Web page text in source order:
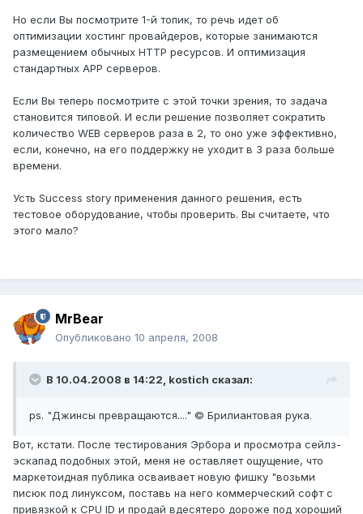
Но если Вы посмотрите 1-й топик, то речь идет об
оптимизации хостинг провайдеров, которые занимаются
размещением обычных HTTP ресурсов. И оптимизация
стандартных APP серверов.
Если Вы теперь посмотрите с этой точки зрения, то задача
становится типовой. И если решение позволяет сократить
количество WEB серверов раза в 2, то оно уже эффективно,
если, конечно, на его поддержку не уходит в 3 раза больше
времени.
Усть Success story применения данного решения, есть
тестовое оборудование, чтобы проверить. Вы считаете, что
этого мало?
MrBear
Опубликовано 10 апреля, 2008
В 10.04.2008 в 14:22, kostich сказал:
ps. "Джинсы превращаются...." © Брилиантовая рука.
Вот, кстати. После тестирования Эрбора и просмотра сейлз-
эскапад подобных этой, меня не оставляет ощущение, что
маркетоидная публика осваивает новую фишку "возьми
писюк под линуксом, поставь на него коммерческий софт с
привязкой к CPU ID и продай вдесятеро дороже под хороший